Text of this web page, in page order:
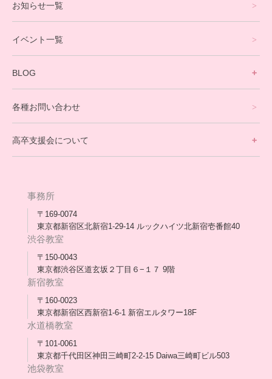
就労支援コース
英会話・海外留学コース
寮生活サポート
卒業生の今
[家庭訪問カウンセリング]
お知らせ一覧
イベント一覧
BLOG
保護者交流だより一覧
会長コラム一覧
各種お問い合わせ
高卒支援会について
メディア出演
スタッフ紹介
合格・進路実績
協力団体
理事長・会長あいさつ
保護者会
事務所
〒169-0074
東京都新宿区北新宿1-29-14 ルックハイツ北新宿壱番館40
渋谷教室
〒150-0043
東京都渋谷区道玄坂２丁目６−１７ 9階
新宿教室
〒160-0023
東京都新宿区西新宿1-6-1 新宿エルタワー18F
水道橋教室
〒101-0061
東京都千代田区神田三崎町2-2-15 Daiwa三崎町ビル503
池袋教室